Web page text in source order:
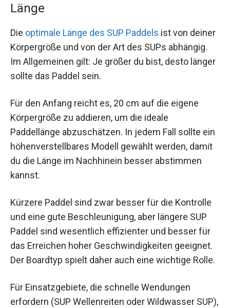
Länge
Die optimale Länge des SUP Paddels ist von deiner
Körpergröße und von der Art des SUPs abhängig.
Im Allgemeinen gilt: Je größer du bist, desto länger
sollte das Paddel sein.
Für den Anfang reicht es, 20 cm auf die eigene
Körpergröße zu addieren, um die ideale
Paddellänge abzuschätzen. In jedem Fall sollte ein
höhenverstellbares Modell gewählt werden, damit
du die Länge im Nachhinein besser abstimmen
kannst.
Kürzere Paddel sind zwar besser für die Kontrolle
und eine gute Beschleunigung, aber längere SUP
Paddel sind wesentlich effizienter und besser für
das Erreichen hoher Geschwindigkeiten geeignet.
Der Boardtyp spielt daher auch eine wichtige Rolle.
Für Einsatzgebiete, die schnelle Wendungen
erfordern (SUP Wellenreiten oder Wildwasser SUP),